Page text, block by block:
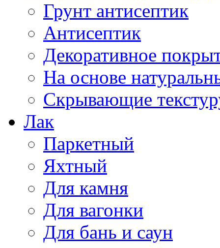
Грунт антисептик
Антисептик
Декоративное
На основе
Скрывающие
Лак
Паркетный
Яхтный
Для камня
Для вагонки
Для бань и саун